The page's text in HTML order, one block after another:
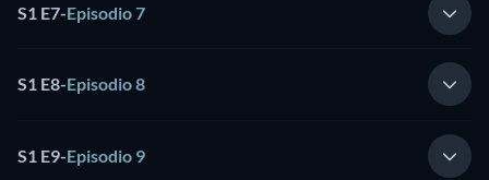
S1 E7-Episodio 7
S1 E8-Episodio 8
S1 E9-Episodio 9